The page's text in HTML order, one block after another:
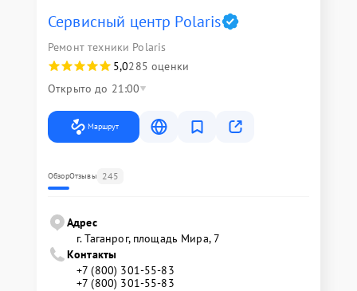
Сервисный центр Polaris
Ремонт техники Polaris
5,0285 оценки
Открыто до 21:00
Маршрут
ОбзорОтзывы 245
Адрес
г. Таганрог, площадь Мира, 7
Контакты
+7 (800) 301-55-83
+7 (800) 301-55-83